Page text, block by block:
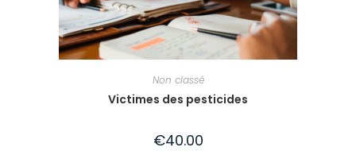
Non classé
Victimes des pesticides
€40.00